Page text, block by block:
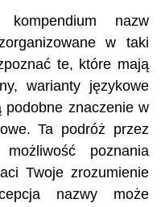
nazw
w taki
te, które mają
warianty językowe
znaczenie w
Ta podróż przez
poznania
Twoje zrozumienie
nazwy może